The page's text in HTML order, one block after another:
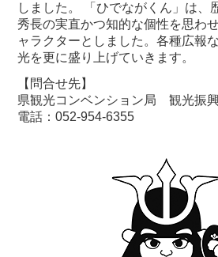
しました。 「ひでながくん」は、
秀長の実直かつ知的な個性を思わ
ャラクターとしました。各種広報
光を更に盛り上げていきます。
【問合せ先】
県観光コンベンション局 観光振
電話：052-954-6355